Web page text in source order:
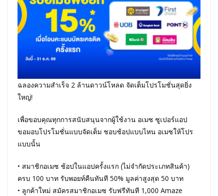
ฉลองความสำเร็จ 2 ล้านดาวน์โหลด จัดเต็มโปรโมชั่นสุดยิ่ง
ใหญ่!
เพื่อขอบคุณทุกการสนับสนุนจากผู้ใช้งาน อเมซ ซูเปอร์แอป
ขอมอบโปรโมชั่นแบบจัดเต็ม ชอบช้อปแบบไหน อเมซให้โปร
แบบนั้น
• สมาชิกอเมซ ช้อปในแอปครั้งแรก (ไม่จำกัดประเภทสินค้า)
ครบ 100 บาท รับพอยท์คืนทันที 50% มูลค่าสูงสุด 50 บาท
• ลูกค้าใหม่ สมัครสมาชิกอเมซ รับฟรีทันที 1,000 Amaze